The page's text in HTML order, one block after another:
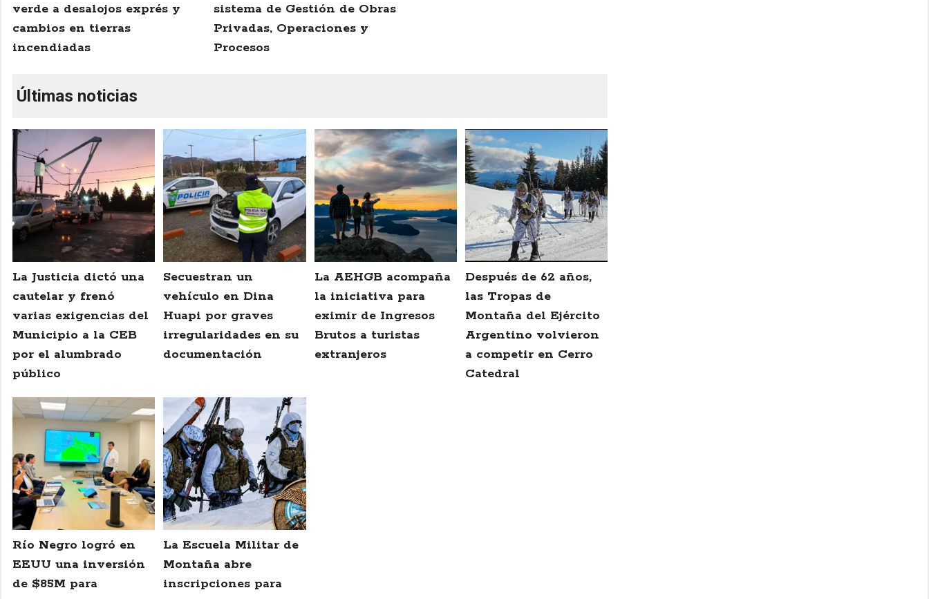
verde a desalojos exprés y
cambios en tierras
incendiadas
sistema de Gestión de Obras
Privadas, Operaciones y
Procesos
Últimas noticias
La Justicia dictó una
cautelar y frenó
varias exigencias del
Municipio a la CEB
por el alumbrado
público
Secuestran un
vehículo en Dina
Huapi por graves
irregularidades en su
documentación
La AEHGB acompaña
la iniciativa para
eximir de Ingresos
Brutos a turistas
extranjeros
Después de 62 años,
las Tropas de
Montaña del Ejército
Argentino volvieron
a competir en Cerro
Catedral
Río Negro logró en
EEUU una inversión
de $85M para
La Escuela Militar de
Montaña abre
inscripciones para